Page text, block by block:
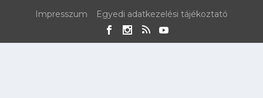
Impresszum Egyedi adatkezelési tájékoztató